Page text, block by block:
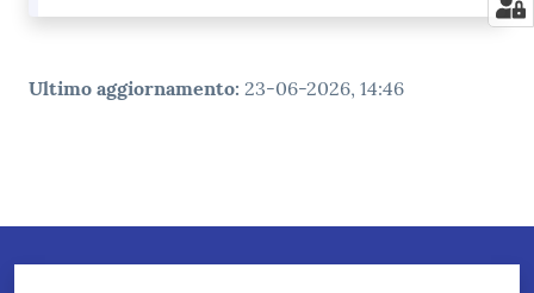
Ultimo aggiornamento: 23-06-2026, 14:46